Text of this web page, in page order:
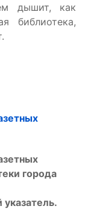
дышит, как
библиотека,
города